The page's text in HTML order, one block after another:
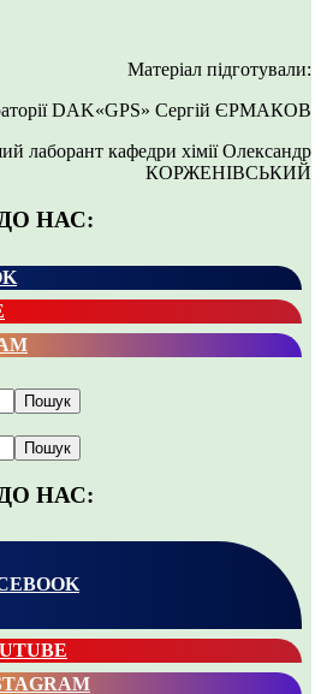
Матеріал підготували:
DAK«GPS» Сергій ЄРМАКОВ
лаборант кафедри хімії Олександр
КОРЖЕНІВСЬКИЙ
НАС:
Пошук
Пошук
НАС: